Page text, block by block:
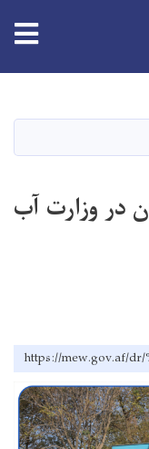
در وزارت آب
https://mew.gov.af/dr/